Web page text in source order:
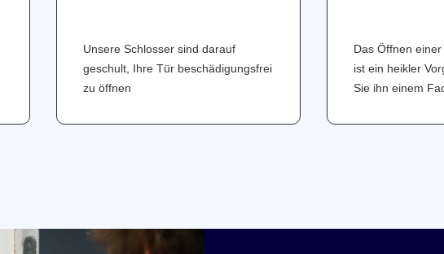
Unsere Schlosser sind darauf
geschult, Ihre Tür beschädigungsfrei
zu öffnen
Das Öffnen
ist ein heikler
Sie ihn einem